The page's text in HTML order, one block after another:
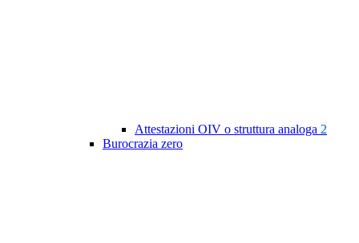
Attestazioni OIV o struttura analoga 2
Burocrazia zero